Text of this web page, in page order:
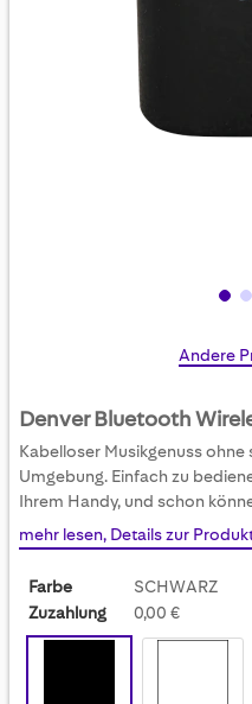
Andere
Denver Bluetooth
Kabelloser Musikgenuss
Umgebung. Einfach zu
Ihrem Handy, und schon
mehr lesen, Details zur
Farbe
SCHWARZ
Zuzahlung
0,00 €